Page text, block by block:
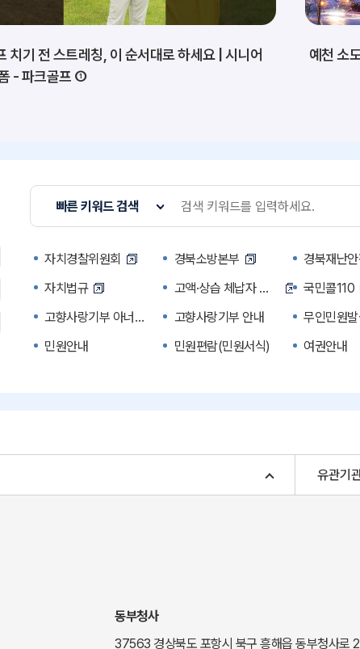
치기 전 스트레칭, 이 순서대로 하세요 | 시니어
- 파크골프 ①
예천 소
빠른 키워드 검색
자치경찰위원회 경북소방본부 경북재난
자치법규
고액·상습 체납자 명단 국민콜110
고향사랑기부 아너스 클럽
고향사랑기부 안내 무인민원
민원안내
민원편람(민원서식) 여권안내
귀농귀촌종합지원센터
부동산중개보수 안내 조상 땅 찾
경북e맛(음식정보)
도립예술단 공연소개 동락관
유관기
동부청사
37563 경상북도 포항시 북구 흥해읍 동부청사로 2